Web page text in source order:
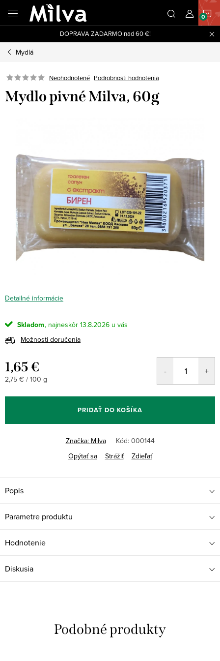
obsah
DOPRAVA ZADARMO nad 60 €!
Mydlá
Neohodnotené Podrobnosti hodnotenia
Mydlo pivné Milva, 60g
Detailné informácie
Skladom
13.8.2026
Možnosti doručenia
1,65 €
Jednotková
2,75 € / 100 g
PRIDAŤ DO KOŠÍKA
Značka: Milva Kód: 000144
Opýtať sa
Strážiť Zdieľať
Popis
Parametre produktu
Hodnotenie
Diskusia